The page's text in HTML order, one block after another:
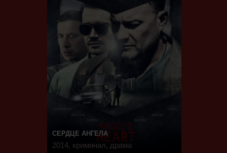
СЕРДЦЕ АНГЕЛА
2014, криминал, драма